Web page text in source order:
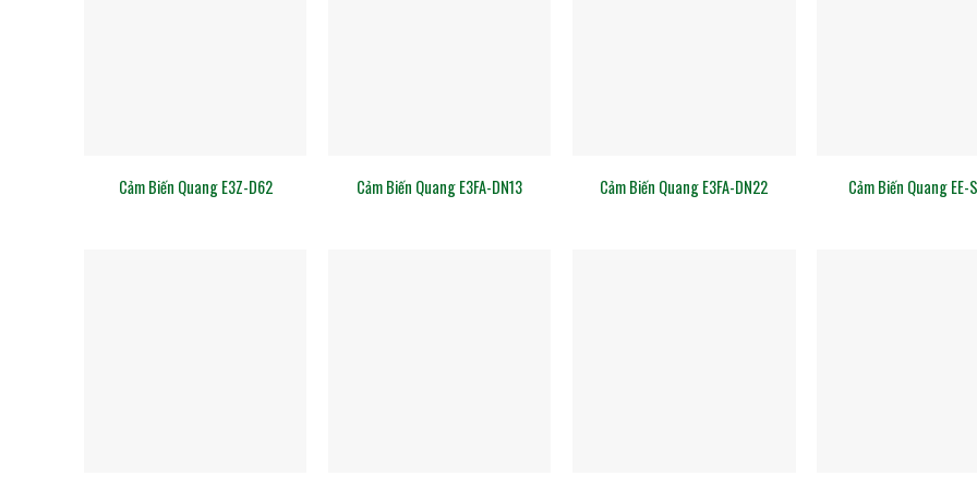
Cảm Biến Quang E3Z-D62 Cảm Biến Quang E3FA-DN13 Cảm Biến Quang E3FA-DN22 Cảm Biến Quang EE-